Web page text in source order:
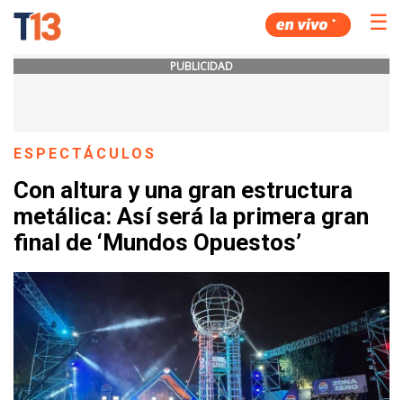
☰
PUBLICIDAD
ESPECTÁCULOS
Con altura y una gran estructura
metálica: Así será la primera gran
final de ‘Mundos Opuestos’